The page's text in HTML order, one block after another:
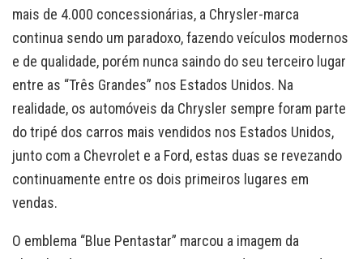
mais de 4.000 concessionárias, a Chrysler-marca
continua sendo um paradoxo, fazendo veículos modernos
e de qualidade, porém nunca saindo do seu terceiro lugar
entre as “Três Grandes” nos Estados Unidos. Na
realidade, os automóveis da Chrysler sempre foram parte
do tripé dos carros mais vendidos nos Estados Unidos,
junto com a Chevrolet e a Ford, estas duas se revezando
continuamente entre os dois primeiros lugares em
vendas.
O emblema “Blue Pentastar” marcou a imagem da